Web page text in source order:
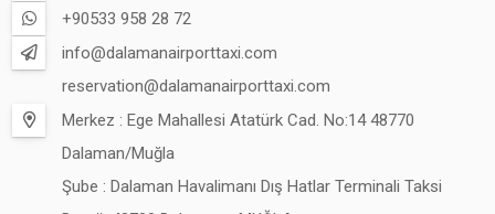
+90533 958 28 72
info@dalamanairporttaxi.com
reservation@dalamanairporttaxi.com
Merkez : Ege Mahallesi Atatürk Cad. No:14 48770
Dalaman/Muğla
Şube : Dalaman Havalimanı Dış Hatlar Terminali Taksi